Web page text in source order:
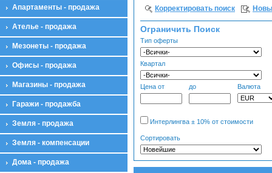
Апартаменты - продажа
Ателье - продажа
Мезонеты - продажа
Офисы - продажа
Магазины - продажа
Гаражи - продажба
Земля - продажа
Земля - компенсации
Дома - продажа
Корректировать поиск
Ограничить Поиск
Тип оферты
Квартал
Цена от до Валюта
Интерлингва ± 10% от стоимости
Сортировать